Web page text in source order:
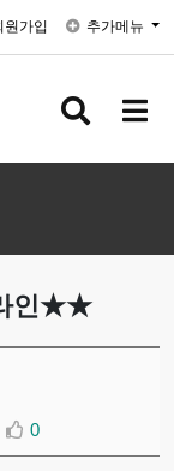
원가입 추가메뉴
검색 버
메
인★★
0